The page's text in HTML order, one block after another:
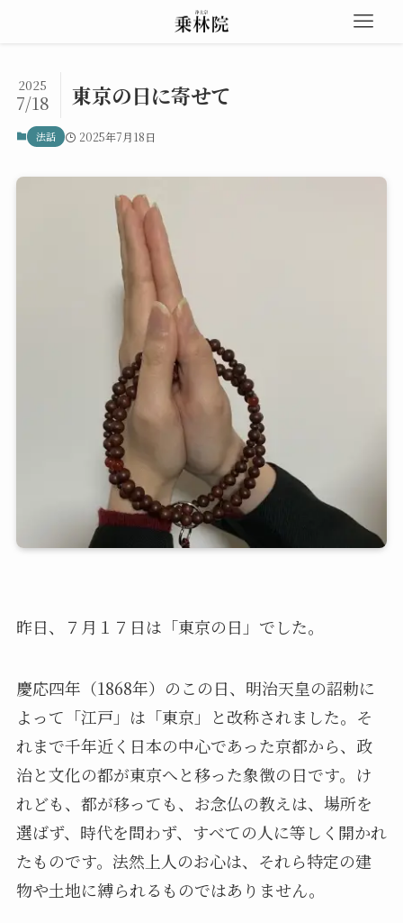
東京の日に寄せて
2025
7/18
法話 2025年7月18日
昨日、７月１７日は「東京の日」でした。
慶応四年（1868年）のこの日、明治天皇の詔勅に
よって「江戸」は「東京」と改称されました。そ
れまで千年近く日本の中心であった京都から、政
治と文化の都が東京へと移った象徴の日です。け
れども、都が移っても、お念仏の教えは、場所を
選ばず、時代を問わず、すべての人に等しく開かれ
たものです。法然上人のお心は、それら特定の建
物や土地に縛られるものではありません。